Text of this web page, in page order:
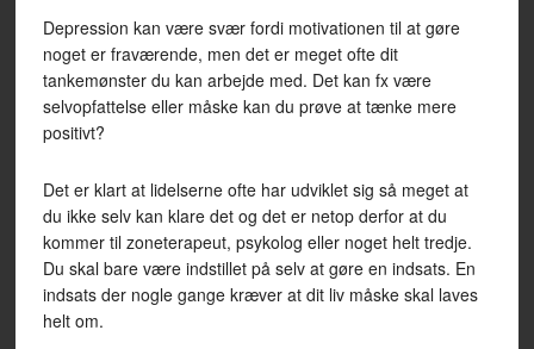
Depression kan være svær fordi motivationen til at gøre
noget er fraværende, men det er meget ofte dit
tankemønster du kan arbejde med. Det kan fx være
selvopfattelse eller måske kan du prøve at tænke mere
positivt?
Det er klart at lidelserne ofte har udviklet sig så meget at
du ikke selv kan klare det og det er netop derfor at du
kommer til zoneterapeut, psykolog eller noget helt tredje.
Du skal bare være indstillet på selv at gøre en indsats. En
indsats der nogle gange kræver at dit liv måske skal laves
helt om.